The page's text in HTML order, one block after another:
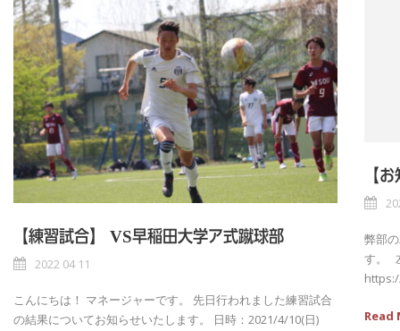
【練習試合】 VS早稲田大学ア式蹴球部
2022 04 11
こんにちは！ マネージャーです。 先日行われました練習試合
の結果についてお知らせいたします。 日時：2021/4/10(日)
【
弊部
す。
Read